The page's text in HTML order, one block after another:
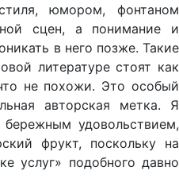
юмором, фонтаном
сцен, а понимание и
в него позже. Такие
литературе стоят как
не похожи. Это особый
авторская метка. Я
удовольствием,
фрукт, поскольку на
услуг» подобного давно